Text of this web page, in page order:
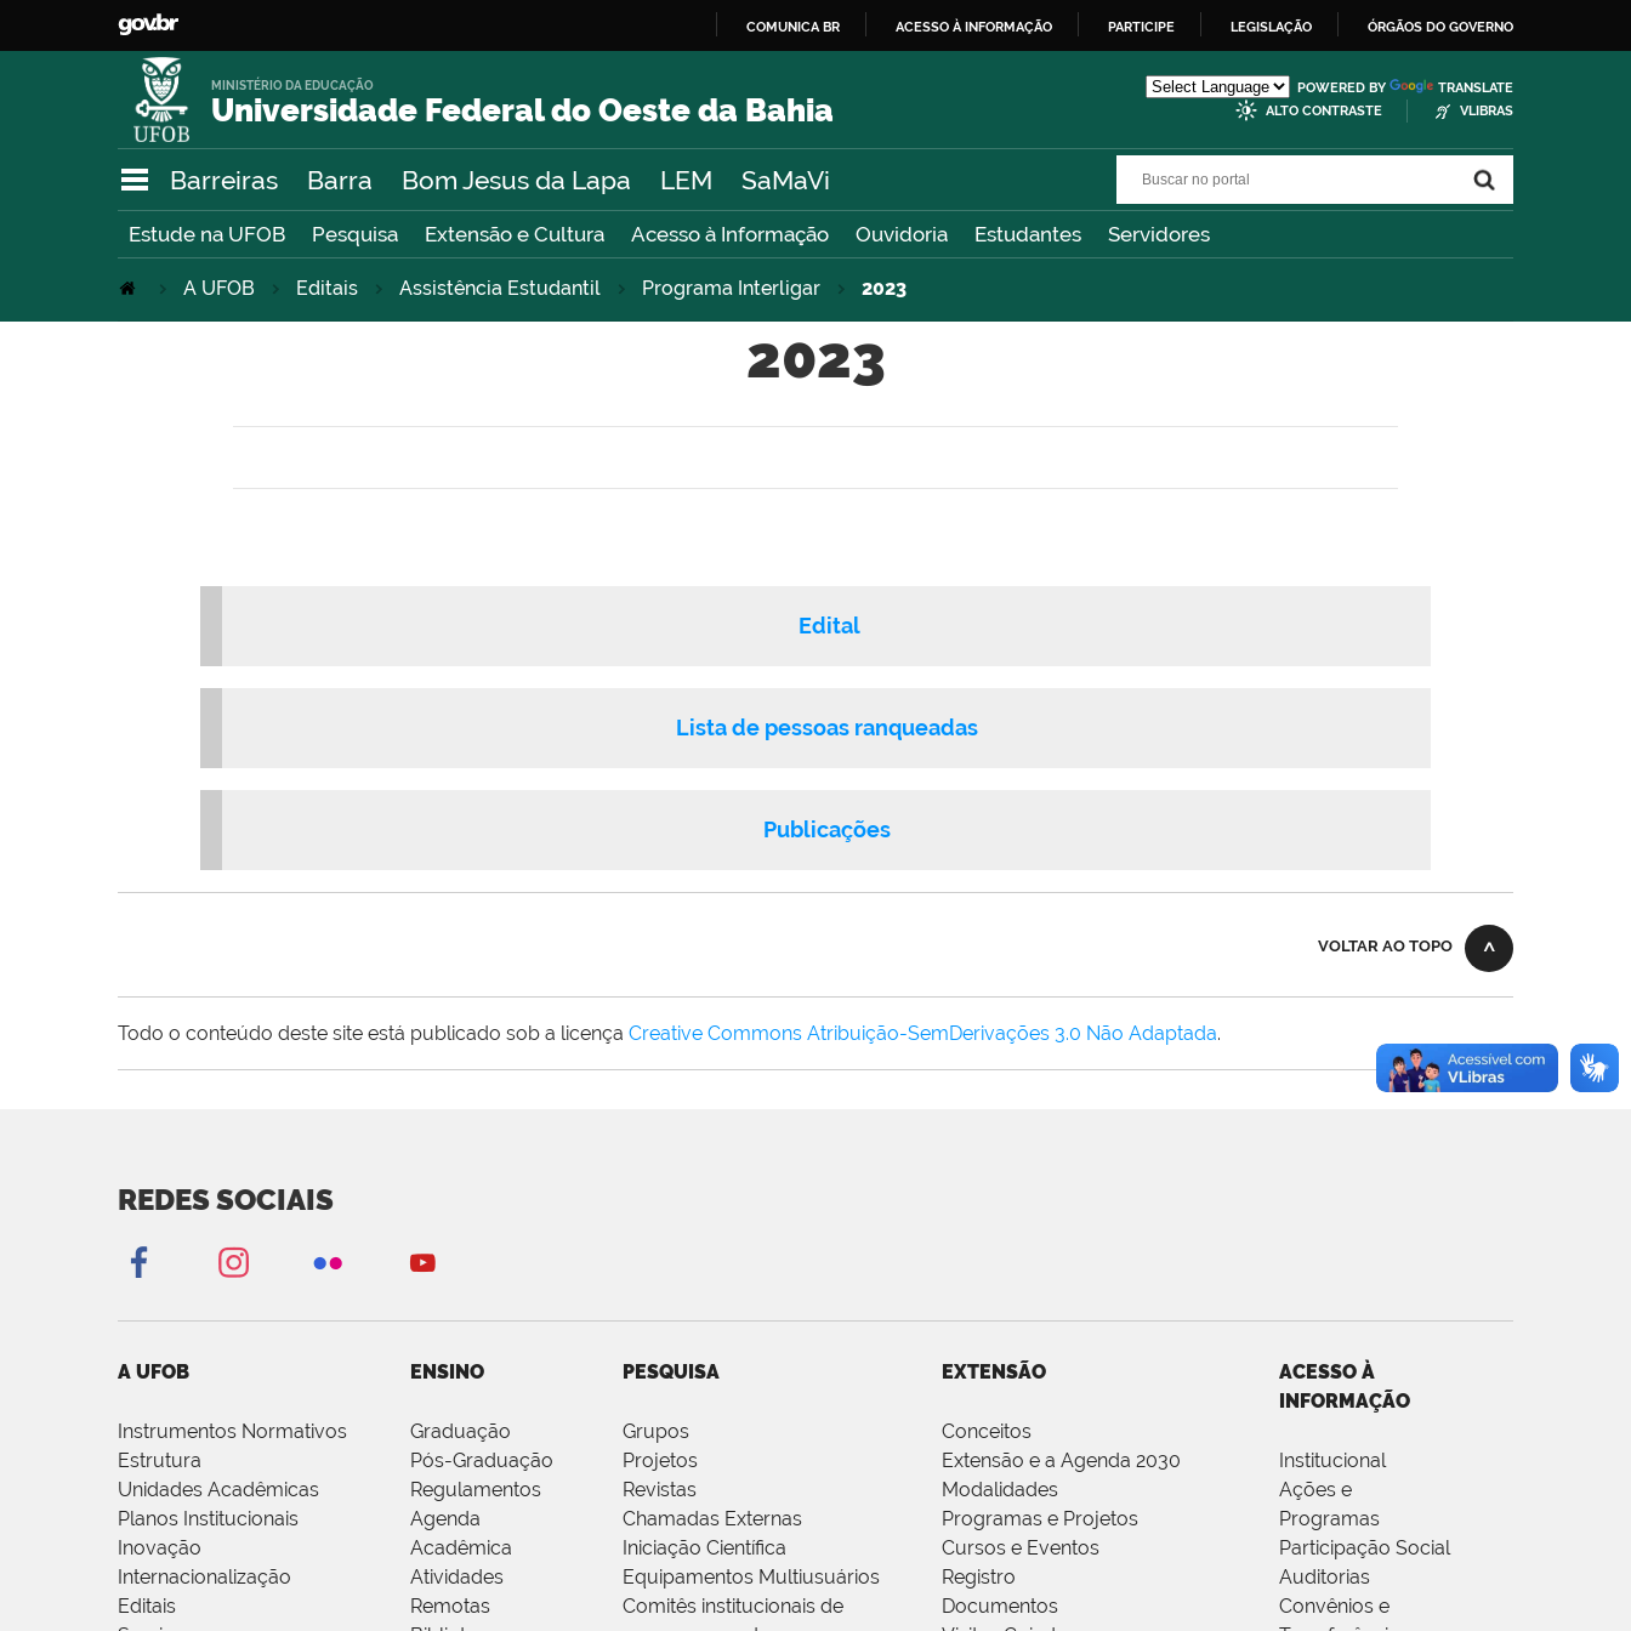
O
COMUNICA BR ACESSO À INFORMAÇÃO PARTICIPE LEGISLAÇÃO ÓRGÃOS DO GOVERNO
Universidade Federal do Oeste da Bahia
MINISTÉRIO DA EDUCAÇÃO POWERED BY
TRANSLATE
ALTO CONTRASTE
VLIBRAS
Barreiras Barra Bom Jesus da Lapa LEM SaMaVi
Estude na UFOB Pesquisa Extensão e Cultura Acesso à Informação Ouvidoria Estudantes Servidores
A UFOB Editais Assistência Estudantil Programa Interligar 2023
2023
Edital
Lista de pessoas ranqueadas
Publicações
VOLTAR AO TOPO
Todo o conteúdo deste site está publicado sob a licença Creative Commons Atribuição-SemDerivações 3.0 Não Adaptada.
REDES SOCIAIS
A UFOB
Instrumentos Normativos
Estrutura
Unidades Acadêmicas
Planos Institucionais
Inovação
Internacionalização
Editais
ENSINO
Graduação
Pós-Graduação
Regulamentos
Agenda
Acadêmica
Atividades
Remotas
PESQUISA
Grupos
Projetos
Revistas
Chamadas Externas
Iniciação Científica
Equipamentos Multiusuários
Comitês institucionais de
EXTENSÃO
Conceitos
Extensão e a Agenda 2030
Modalidades
Programas e Projetos
Cursos e Eventos
Registro
Documentos
ACESSO À
INFORMAÇÃO
Institucional
Ações e
Programas
Participação Social
Auditorias
Convênios e